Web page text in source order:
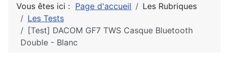
Vous êtes ici : Page d'accueil
Les Rubriques
Les Tests
[Test] DACOM GF7 TWS Casque Bluetooth
Double - Blanc